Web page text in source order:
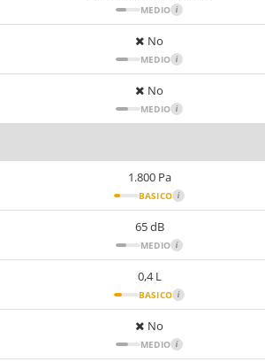
MEDIO i
No
MEDIO i
No
MEDIO i
1.800 Pa
BASICO i
65 dB
MEDIO i
0,4 L
BASICO i
No
MEDIO i